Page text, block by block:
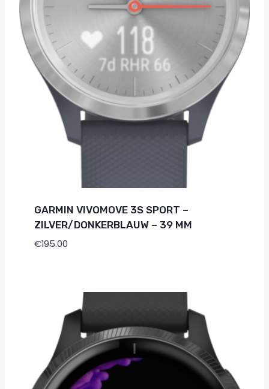
GARMIN VIVOMOVE 3S SPORT –
ZILVER/DONKERBLAUW – 39 MM
€195.00